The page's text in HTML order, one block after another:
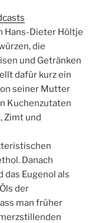
Hans-Dieter Höltje
die
und Getränken
dafür kurz ein
seiner Mutter
Kuchenzutaten
Zimt und
Danach
das Eugenol als
der
man früher